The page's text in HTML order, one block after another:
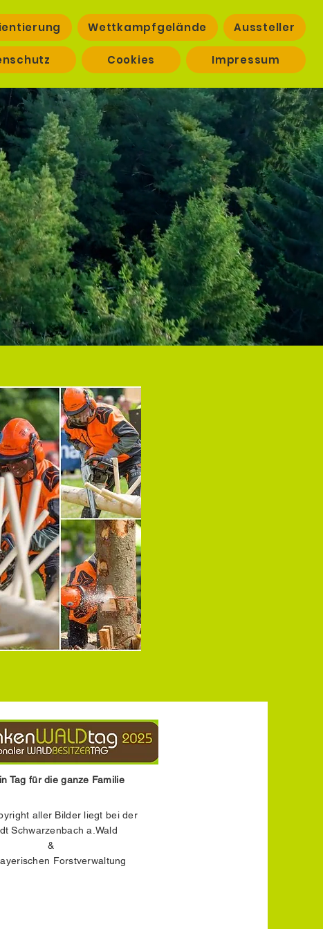
Wettkampfgelände Aussteller
Cookies Impressum
Tag für die ganze Familie
aller Bilder liegt bei der
Schwarzenbach a.Wald
&
Forstverwaltung